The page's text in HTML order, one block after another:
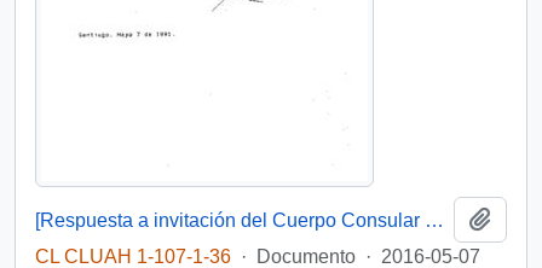
[Respuesta a invitación del Cuerpo Consular de Santiago a un almuerzo]
CL CLUAH 1-107-1-36 · Documento · 2016-05-07